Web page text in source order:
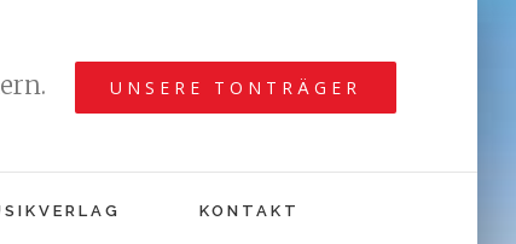
UNSERE TONTRÄGER
KONTAKT